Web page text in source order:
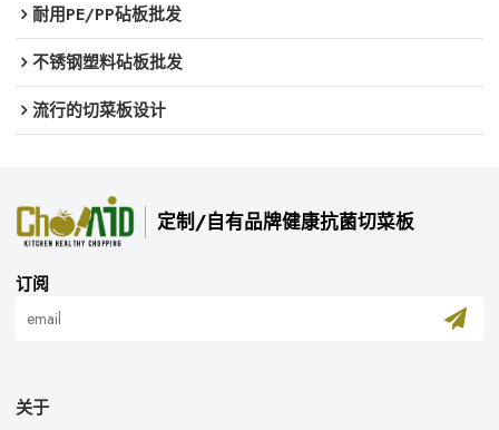
耐用PE/PP砧板批发
不锈钢塑料砧板批发
流行的切菜板设计
定制/自有品牌健康抗菌切菜板
订阅
关于